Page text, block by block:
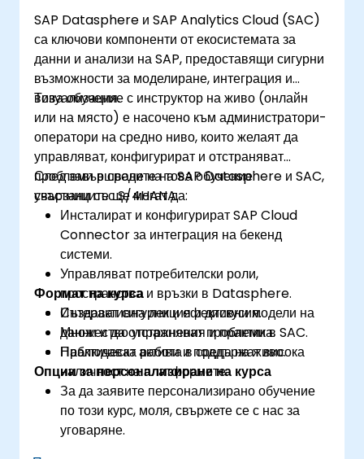
SAP Datasphere и SAP Analytics Cloud (SAC)
са ключови компоненти от екосистемата за
данни и анализи на SAP, предоставящи сигурни
възможности за моделиране, интеграция и
визуализация.
Това обучение с инструктор на живо (онлайн
или на място) е насочено към администратори-
оператори на средно ниво, които желаят да
управляват, конфигурират и отстраняват
проблеми в средите на SAP Datasphere и SAC,
свързани със S/4HANA.
След завършване на това обучение
участниците ще могат да:
Инсталират и конфигурират SAP Cloud
Connector за интеграция на бекенд
системи.
Управляват потребителски роли,
пространства и връзки в Datasphere.
Създават сигурни и ефективни модели на
данни и да отстраняват проблеми в SAC.
Наблюдават активи и поддържат висока
наличност на платформите.
Формат на курса
Интерактивна лекция и дискусия.
Множество упражнения и практика.
Практическа работа в среда на живо.
Опции за персонализиране на курса
За да заявите персонализирано обучение
по този курс, моля, свържете се с нас за
уговаряне.